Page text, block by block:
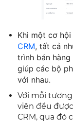
Khi một cơ
CRM, tất cả
trình bán
giúp các bộ
với nhau.
Với mỗi
viên đều
CRM, qua đó